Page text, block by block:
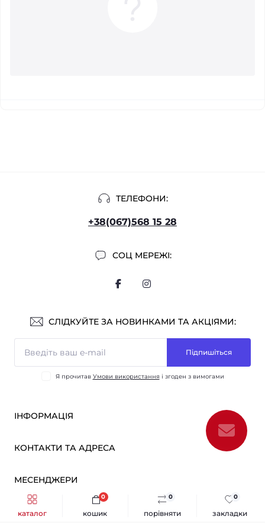
каталог порівняти
0
закладки
0
кошик
0
Швидке замовлення Купити
ТЕЛЕФОНИ:
+38(067)568 15 28
СОЦ МЕРЕЖІ:
СЛІДКУЙТЕ ЗА НОВИНКАМИ ТА АКЦІЯМИ:
Підпишіться
Я прочитав Умови використання і згоден з вимогами
ІНФОРМАЦІЯ
ОПТ
Про нас
Умови використання
Зворотній зв’язок
КОНТАКТИ ТА АДРЕСА
sensmarketlink@gmail.com
пн-пт: 10:00-18:00
МЕСЕНДЖЕРИ
Telegram
Sens Market © 2026